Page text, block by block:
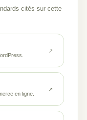
cités sur cette
↗
en ligne.
↗